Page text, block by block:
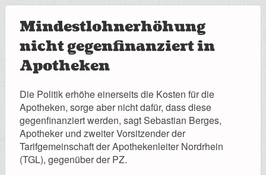
Mindestlohnerhöhung
nicht gegenfinanziert in
Apotheken
Die Politik erhöhe einerseits die Kosten für die
Apotheken, sorge aber nicht dafür, dass diese
gegenfinanziert werden, sagt Sebastian Berges,
Apotheker und zweiter Vorsitzender der
Tarifgemeinschaft der Apothekenleiter Nordrhein
(TGL), gegenüber der PZ.